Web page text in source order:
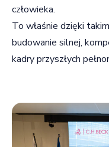
człowieka.
To właśnie dzięki
budowanie silnej,
kadry przyszłych